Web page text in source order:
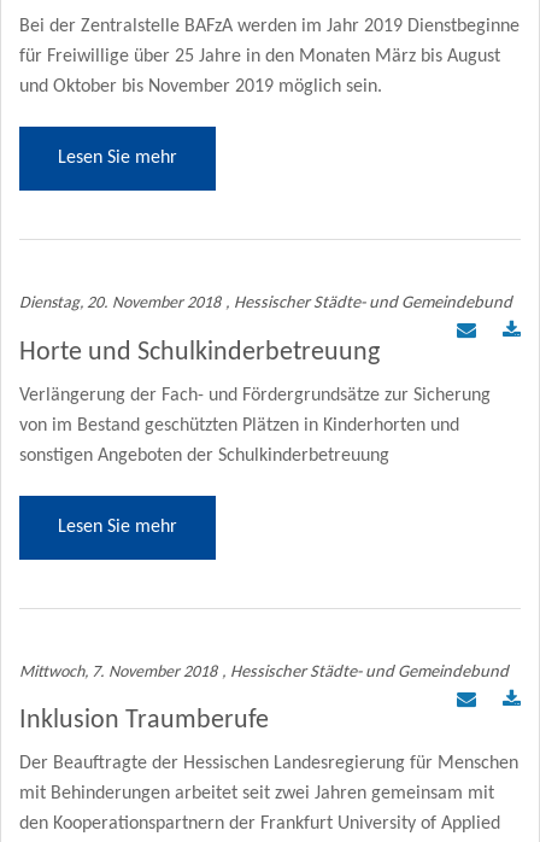
Bei der Zentralstelle BAFzA werden im Jahr 2019 Dienstbeginne
für Freiwillige über 25 Jahre in den Monaten März bis August
und Oktober bis November 2019 möglich sein.
Lesen Sie mehr
Dienstag, 20. November 2018 , Hessischer Städte- und Gemeindebund
Horte und Schulkinderbetreuung
Verlängerung der Fach- und Fördergrundsätze zur Sicherung
von im Bestand geschützten Plätzen in Kinderhorten und
sonstigen Angeboten der Schulkinderbetreuung
Lesen Sie mehr
Mittwoch, 7. November 2018 , Hessischer Städte- und Gemeindebund
Inklusion Traumberufe
Der Beauftragte der Hessischen Landesregierung für Menschen
mit Behinderungen arbeitet seit zwei Jahren gemeinsam mit
den Kooperationspartnern der Frankfurt University of Applied